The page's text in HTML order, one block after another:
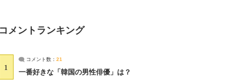
コメントランキング
1
コメント数： 21
一番好きな「韓国の男性俳優」は？